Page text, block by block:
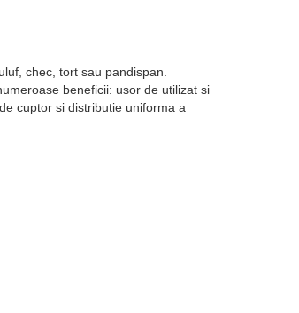
chec, tort sau pandispan.
beneficii: usor de utilizat si
cuptor si distributie uniforma a